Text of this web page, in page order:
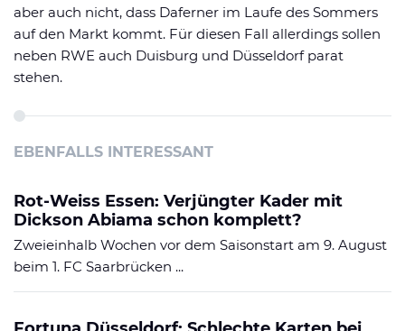
aber auch nicht, dass Daferner im Laufe des Sommers
auf den Markt kommt. Für diesen Fall allerdings sollen
neben RWE auch Duisburg und Düsseldorf parat
stehen.
EBENFALLS INTERESSANT
Rot-Weiss Essen: Verjüngter Kader mit
Dickson Abiama schon komplett?
Zweieinhalb Wochen vor dem Saisonstart am 9. August
beim 1. FC Saarbrücken ...